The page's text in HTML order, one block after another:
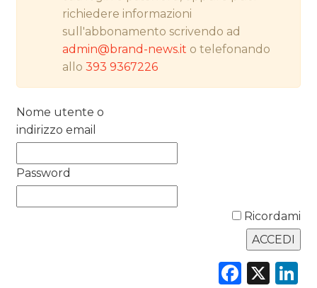
DATI
RICERCHE
PREVISIONI/SCENARI
richiedere informazioni
sull'abbonamento scrivendo ad
admin@brand-news.it o telefonando
allo393 9367226
Nome utente o
indirizzo email
Password
Ricordami
X